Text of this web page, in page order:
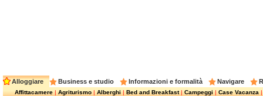
Alloggiare Business e studio Informazioni e formalità Navigare
Affittacamere|Agriturismo|Alberghi|Bed and Breakfast|Campeggi|Case Vacanza